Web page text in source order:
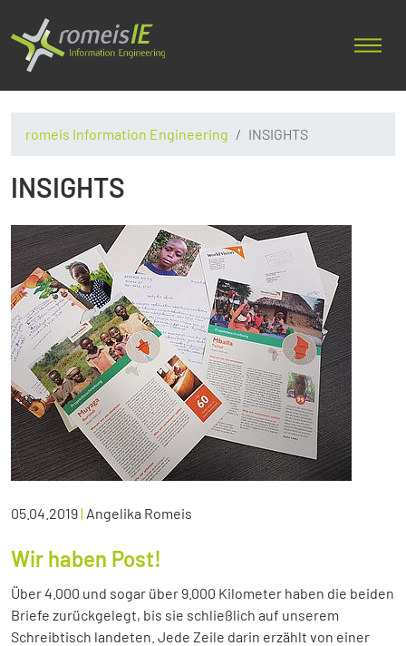
romeis Information Engineering INSIGHTS
INSIGHTS
05.04.2019| Angelika Romeis
Wir haben Post!
Über 4.000 und sogar über 9.000 Kilometer haben die beiden
Briefe zurückgelegt, bis sie schließlich auf unserem
Schreibtisch landeten. Jede Zeile darin erzählt von einer